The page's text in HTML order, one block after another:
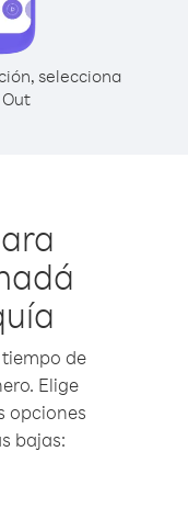
selecciona
de
Elige
opciones
bajas: